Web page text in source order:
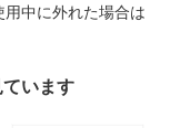
中に外れた場合は
います